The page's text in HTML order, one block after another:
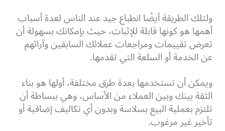
ولتلك الطريقة أيضًا انطباع جيد عند الناس لعدة أسباب
أهمها هو كونها قابلة للإثبات، حيث بإمكانك بسهولة أن
تعرض تقييمات ومراجعات عملائك السابقين وآرائهم
عن الخدمة أو السلعة التي تقدمها.
ويمكن أن تستخدمها بعدة طرق مختلفة، أولها هو بناء
الثقة بينك وبين العملاء من الأساس، وهي ببساطة أن
تلتزم بعملية البيع بسلاسة وبدون أي تكاليف إضافية أو
تأخير غير مرغوب.